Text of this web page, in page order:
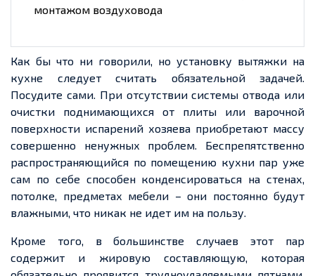
монтажом воздуховода
Как бы что ни говорили, но установку вытяжки на
кухне следует считать обязательной задачей.
Посудите сами. При отсутствии системы отвода или
очистки поднимающихся от плиты или варочной
поверхности испарений хозяева приобретают массу
совершенно ненужных проблем. Беспрепятственно
распространяющийся по помещению кухни пар уже
сам по себе способен конденсироваться на стенах,
потолке, предметах мебели – они постоянно будут
влажными, что никак не идет им на пользу.
Кроме того, в большинстве случаев этот пар
содержит и жировую составляющую, которая